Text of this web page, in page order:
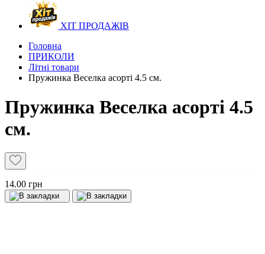
ХІТ ПРОДАЖІВ
Головна
ПРИКОЛИ
Літні товари
Пружинка Веселка асорті 4.5 см.
Пружинка Веселка асорті 4.5
см.
14.00 грн